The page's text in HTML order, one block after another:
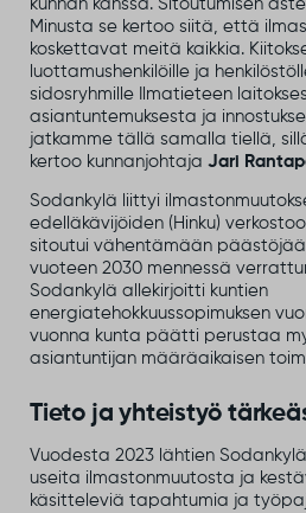
kunnan kanssa. Sitoutumisen
Minusta se kertoo siitä, että
koskettavat meitä kaikkia.
luottamushenkilöille ja
sidosryhmille Ilmatieteen
asiantuntemuksesta ja
jatkamme tällä samalla tiellä,
kertoo kunnanjohtaja Jari
Sodankylä liittyi
edelläkävijöiden (Hinku)
sitoutui vähentämään
vuoteen 2030 mennessä
Sodankylä allekirjoitti kuntien
energiatehokkuussopimuksen
vuonna kunta päätti perustaa
asiantuntijan määräaikaisen
Tieto ja yhteistyö
Vuodesta 2023 lähtien
useita ilmastonmuutosta ja
käsitteleviä tapahtumia ja